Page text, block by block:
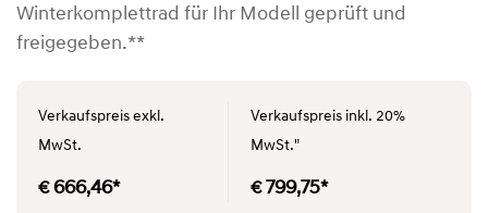
Winterkomplettrad für Ihr Modell geprüft und
freigegeben.**
Verkaufspreis exkl.
MwSt.
€ 666,46*
Verkaufspreis inkl. 20%
MwSt."
€ 799,75*